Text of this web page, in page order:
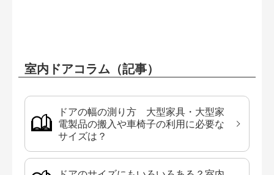
室内ドアコラム（記事）
ドアの幅の測り方 大型家具・大型家
電製品の搬入や車椅子の利用に必要な
サイズは？